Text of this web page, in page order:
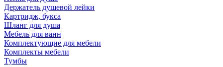
Держатель душевой лейки
Картридж, букса
Шланг для душа
Мебель для ванн
Комплектующие для мебели
Комплекты мебели
Тумбы